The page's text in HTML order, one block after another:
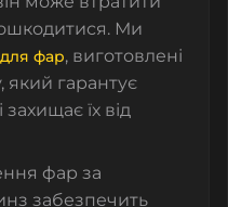
Ми
фар, виготовлені
який гарантує
їх від
фар за
забезпечить